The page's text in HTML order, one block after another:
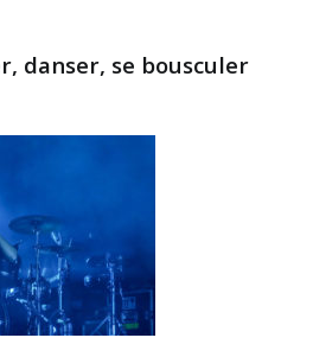
danser, se bousculer